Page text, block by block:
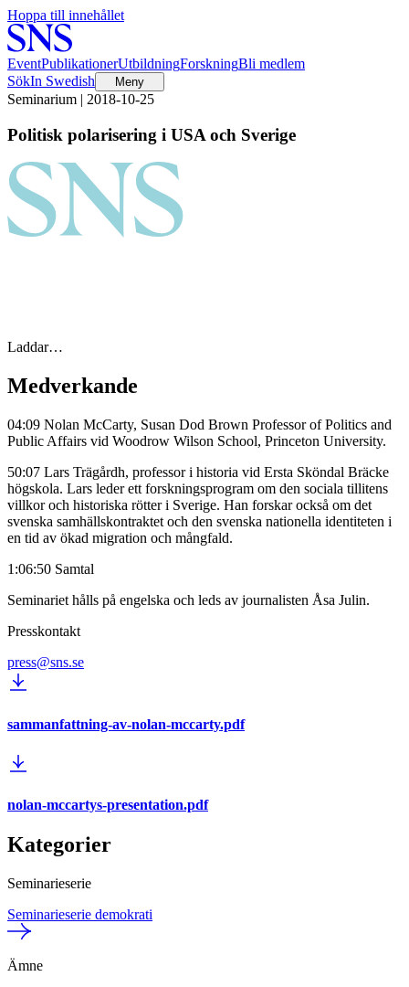
Hoppa till innehållet
EventPublikationerUtbildningForskningBli medlem
SökIn Swedish Meny
Seminarium | 2018-10-25
Politisk polarisering i USA och Sverige
Laddar…
Medverkande
04:09 Nolan McCarty, Susan Dod Brown Professor of Politics and
Public Affairs vid Woodrow Wilson School, Princeton University.
50:07 Lars Trägårdh, professor i historia vid Ersta Sköndal Bräcke
högskola. Lars leder ett forskningsprogram om den sociala tillitens
villkor och historiska rötter i Sverige. Han forskar också om det
svenska samhällskontraktet och den svenska nationella identiteten i
en tid av ökad migration och mångfald.
1:06:50 Samtal
Seminariet hålls på engelska och leds av journalisten Åsa Julin.
Presskontakt
press@sns.se
sammanfattning-av-nolan-mccarty.pdf
nolan-mccartys-presentation.pdf
Kategorier
Seminarieserie
Seminarieserie demokrati
Ämne